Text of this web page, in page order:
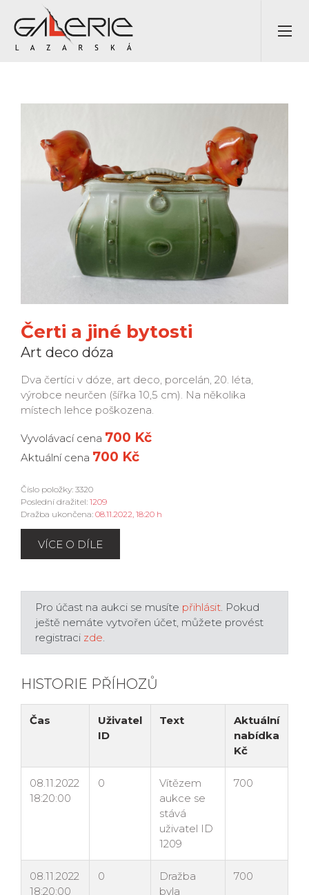
Čerti a jiné bytosti
Art deco dóza
Dva čertíci v dóze, art deco, porcelán, 20. léta,
výrobce neurčen (šířka 10,5 cm). Na několika
místech lehce poškozena.
Vyvolávací cena 700 Kč
Aktuální cena 700 Kč
Číslo položky: 3320
Poslední dražitel: 1209
Dražba ukončena: 08.11.2022, 18:20 h
VÍCE O DÍLE
Pro účast na aukci se musíte přihlásit. Pokud
ještě nemáte vytvořen účet, můžete provést
registraci zde.
HISTORIE PŘÍHOZŮ